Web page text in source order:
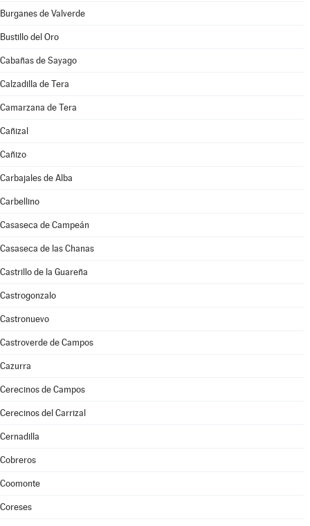
Burganes de Valverde
Bustillo del Oro
Cabañas de Sayago
Calzadilla de Tera
Camarzana de Tera
Cañizal
Cañizo
Carbajales de Alba
Carbellino
Casaseca de Campeán
Casaseca de las Chanas
Castrillo de la Guareña
Castrogonzalo
Castronuevo
Castroverde de Campos
Cazurra
Cerecinos de Campos
Cerecinos del Carrizal
Cernadilla
Cobreros
Coomonte
Coreses